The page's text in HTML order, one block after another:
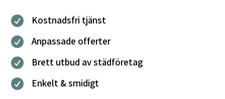
 Kostnadsfri tjänst
 Anpassade offerter
 Brett utbud av städföretag
 Enkelt & smidigt